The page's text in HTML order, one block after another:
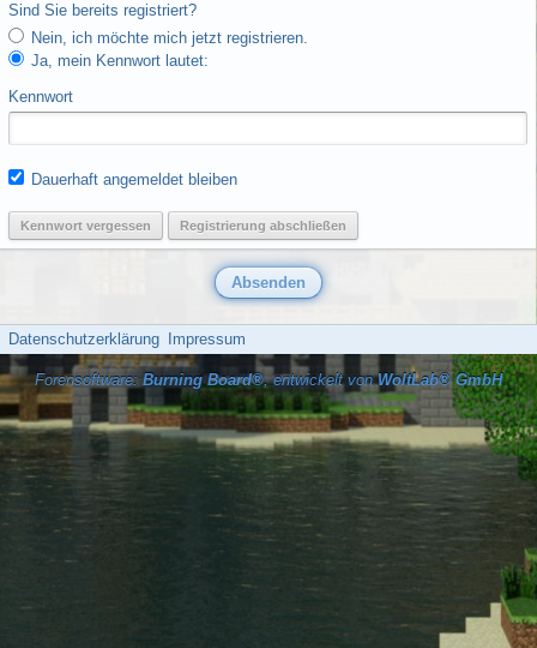
Sind Sie bereits registriert?
Nein, ich möchte mich jetzt registrieren.
Ja, mein Kennwort lautet:
Kennwort
Dauerhaft angemeldet bleiben
Kennwort vergessen Registrierung abschließen
Datenschutzerklärung Impressum
Forensoftware: Burning Board®, entwickelt vonWoltLab® GmbH